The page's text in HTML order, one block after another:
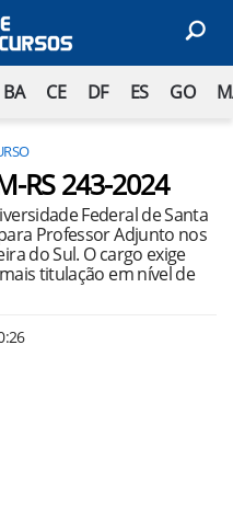
BA CE DF ES GO
RS 243-2024
Federal de Santa
Professor Adjunto nos
do Sul. O cargo exige
titulação em nível de